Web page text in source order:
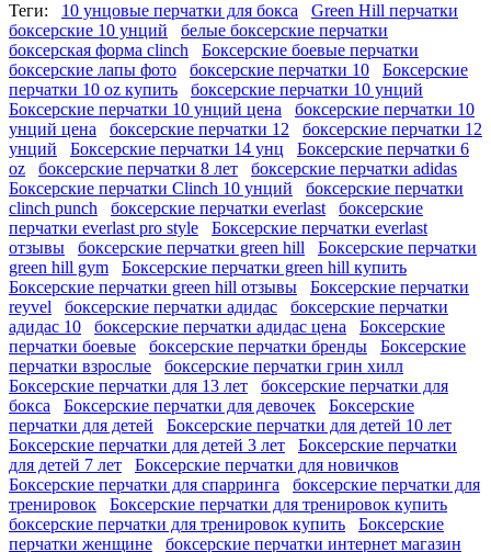
Теги: 10 унцовые перчатки для бокса
Green Hill перчатки
боксерские 10 унций
белые боксерские перчатки
боксерская форма clinch
Боксерские боевые перчатки
боксерские лапы фото
боксерские перчатки 10
Боксерские
перчатки 10 oz купить
боксерские перчатки 10 унций
Боксерские перчатки 10 унций цена
боксерские перчатки 10
унций цена
боксерские перчатки 12
боксерские перчатки 12
унций
Боксерские перчатки 14 унц
Боксерские перчатки 6
oz
боксерские перчатки 8 лет
боксерские перчатки adidas
Боксерские перчатки Clinch 10 унций
боксерские перчатки
clinch punch
боксерские перчатки everlast
боксерские
перчатки everlast pro style
Боксерские перчатки everlast
отзывы
боксерские перчатки green hill
Боксерские перчатки
green hill gym
Боксерские перчатки green hill купить
Боксерские перчатки green hill отзывы
Боксерские перчатки
reyvel
боксерские перчатки адидас
боксерские перчатки
адидас 10
боксерские перчатки адидас цена
Боксерские
перчатки боевые
боксерские перчатки бренды
Боксерские
перчатки взрослые
боксерские перчатки грин хилл
Боксерские перчатки для 13 лет
боксерские перчатки для
бокса
Боксерские перчатки для девочек
Боксерские
перчатки для детей
Боксерские перчатки для детей 10 лет
Боксерские перчатки для детей 3 лет
Боксерские перчатки
для детей 7 лет
Боксерские перчатки для новичков
Боксерские перчатки для спарринга
боксерские перчатки для
тренировок
Боксерские перчатки для тренировок купить
боксерские перчатки для тренировок купить
Боксерские
перчатки женщине
боксерские перчатки интернет магазин